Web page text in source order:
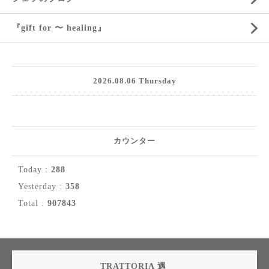
『gift for 〜 healing』
2026.08.06 Thursday
カウンター
Today : 288
Yesterday : 358
Total : 907843
TRATTORIA 遇